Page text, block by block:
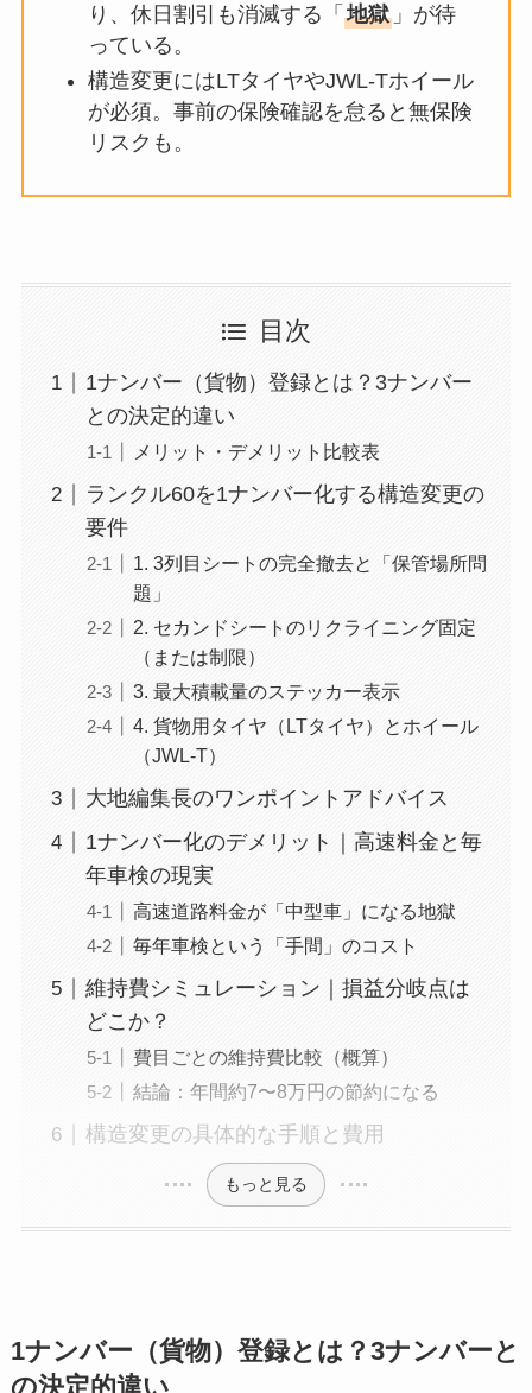
り、休日割引も消滅する「 地獄」が待
っている。
構造変更にはLTタイヤやJWL-Tホイール
が必須。事前の保険確認を怠ると無保険
リスクも。
目次
1ナンバー（貨物）登録とは？3ナンバー
との決定的違い
メリット・デメリット比較表
ランクル60を1ナンバー化する構造変更の
要件
1. 3列目シートの完全撤去と「保管場所問
題」
2. セカンドシートのリクライニング固定
（または制限）
3. 最大積載量のステッカー表示
4. 貨物用タイヤ（LTタイヤ）とホイール
（JWL-T）
大地編集長のワンポイントアドバイス
1ナンバー化のデメリット｜高速料金と毎
年車検の現実
高速道路料金が「中型車」になる地獄
毎年車検という「手間」のコスト
維持費シミュレーション｜損益分岐点は
どこか？
費目ごとの維持費比較（概算）
結論：年間約7〜8万円の節約になる
構造変更の具体的な手順と費用
もっと見る
1ナンバー（貨物）登録とは？3ナンバーと
の決定的違い